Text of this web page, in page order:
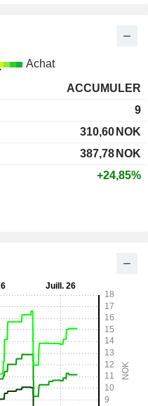
Achat
ACCUMULER
9
310,60 NOK
387,78 NOK
+24,85%